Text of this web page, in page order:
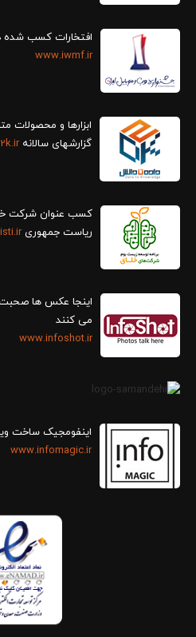
افتخارات کسب شده
www.iwmf.ir
ابزارها و محصولات
گزارش‎های سالانه
کسب عنوان شرکت
ریاست جمهوری
اینجا عکس ها
می کنند
www.infoshot.ir
اینفومجیک ساخت
www.infomagic.ir